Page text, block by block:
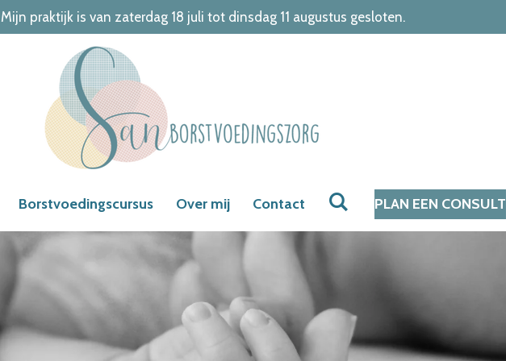
praktijk is van zaterdag 18 juli tot dinsdag 11 augustus gesloten.
Borstvoedingscursus Over mij Contact PLAN EEN CONSULT